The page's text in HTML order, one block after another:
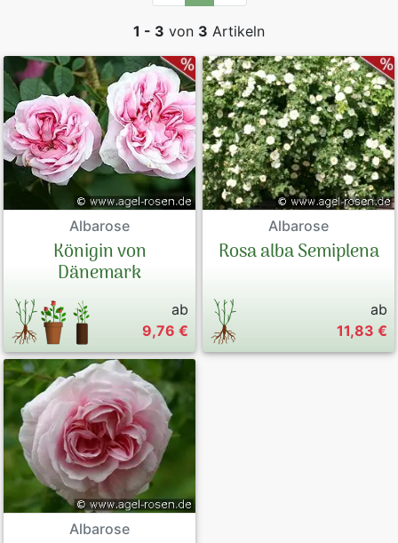
1 - 3 von 3 Artikeln
Albarose
Königin von
Dänemark
ab
9,76 €
Albarose
Rosa alba Semiplena
ab
11,83 €
Albarose